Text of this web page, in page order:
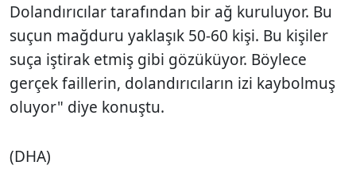
Dolandırıcılar tarafından bir ağ kuruluyor. Bu
suçun mağduru yaklaşık 50-60 kişi. Bu kişiler
suça iştirak etmiş gibi gözüküyor. Böylece
gerçek faillerin, dolandırıcıların izi kaybolmuş
oluyor" diye konuştu.
(DHA)